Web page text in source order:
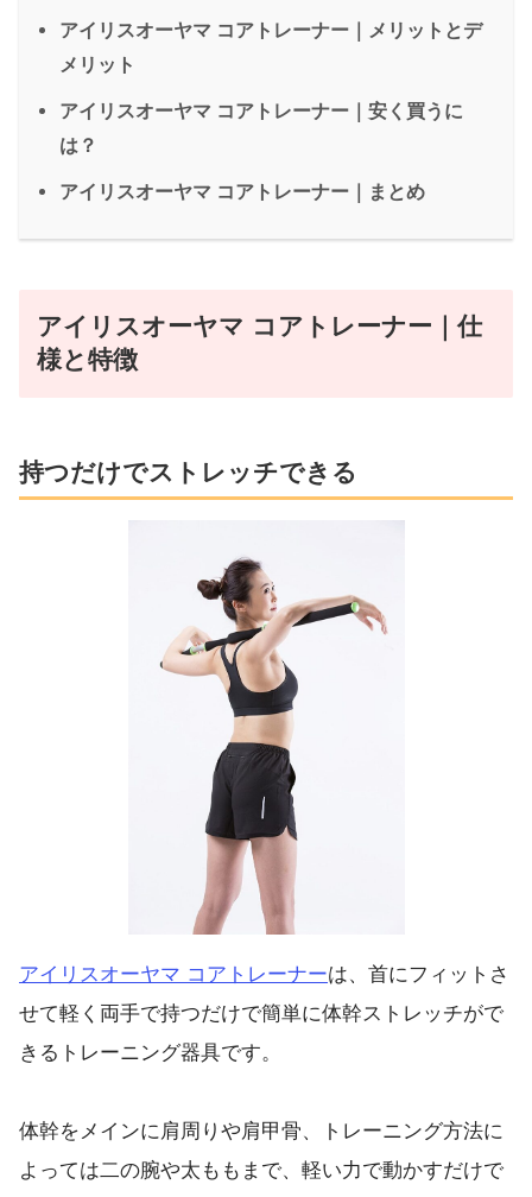
アイリスオーヤマ コアトレーナー｜メリットとデ
メリット
アイリスオーヤマ コアトレーナー｜安く買うに
は？
アイリスオーヤマ コアトレーナー｜まとめ
アイリスオーヤマ コアトレーナー｜仕
様と特徴
持つだけでストレッチできる
アイリスオーヤマ コアトレーナーは、首にフィットさ
せて軽く両手で持つだけで簡単に体幹ストレッチがで
きるトレーニング器具です。
体幹をメインに肩周りや肩甲骨、トレーニング方法に
よっては二の腕や太ももまで、軽い力で動かすだけで